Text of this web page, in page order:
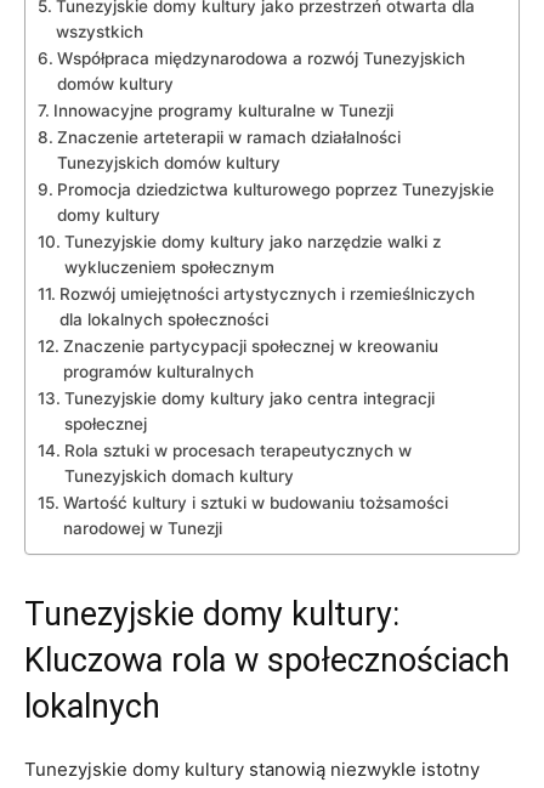
Tunezyjskie domy kultury jako przestrzeń otwarta dla
wszystkich
Współpraca międzynarodowa a rozwój Tunezyjskich
domów kultury
Innowacyjne programy kulturalne w Tunezji
Znaczenie arteterapii w ‍ramach działalności
Tunezyjskich domów kultury
Promocja dziedzictwa kulturowego poprzez Tunezyjskie
domy kultury
Tunezyjskie domy kultury jako narzędzie walki ⁤z
wykluczeniem społecznym
Rozwój umiejętności⁤ artystycznych‌ i rzemieślniczych
dla ‌lokalnych społeczności
Znaczenie partycypacji społecznej w kreowaniu
programów kulturalnych
Tunezyjskie domy kultury jako centra integracji
społecznej
Rola sztuki‍ w procesach terapeutycznych w
Tunezyjskich domach ⁢kultury
Wartość kultury⁤ i sztuki w ‌budowaniu‍ tożsamości
narodowej⁢ w Tunezji
Tunezyjskie domy kultury:
Kluczowa rola w społecznościach
lokalnych
Tunezyjskie domy kultury stanowią niezwykle istotny